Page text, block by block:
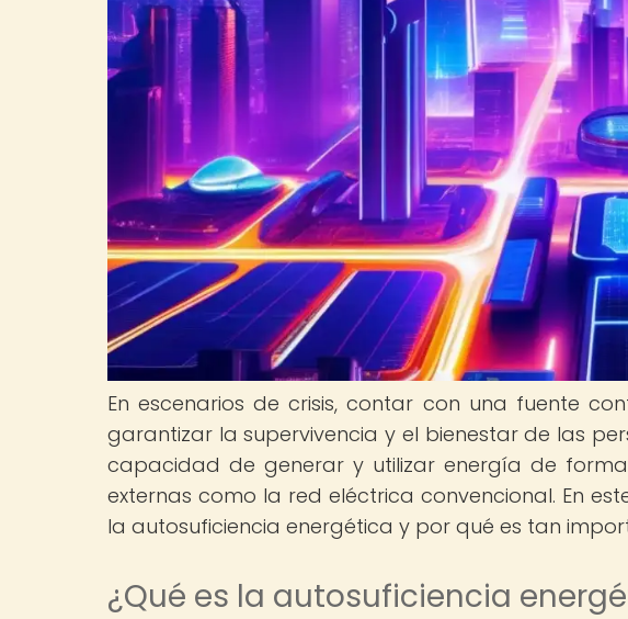
En escenarios de crisis, contar con una fuente
garantizar la supervivencia y el bienestar de las
capacidad de generar y utilizar energía de
externas como la red eléctrica convencional. En
la autosuficiencia energética y por qué es tan
¿Qué es la autosuficiencia